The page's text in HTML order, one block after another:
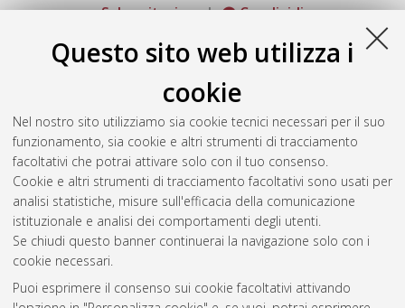
Questo sito web utilizza i
cookie
Nel nostro sito utilizziamo sia cookie tecnici necessari per il suo
funzionamento, sia cookie e altri strumenti di tracciamento
facoltativi che potrai attivare solo con il tuo consenso.
Cookie e altri strumenti di tracciamento facoltativi sono usati per
analisi statistiche, misure sull'efficacia della comunicazione
istituzionale e analisi dei comportamenti degli utenti.
Se chiudi questo banner continuerai la navigazione solo con i
cookie necessari.
Puoi esprimere il consenso sui cookie facoltativi attivando
Salva citazione
Condividi
Documenti full-text disponibili:
Documento PDF
Full-text non accessibile
Download (4MB)|Contatta l'autore
Altri metadati
Gestione del documento:
Atom